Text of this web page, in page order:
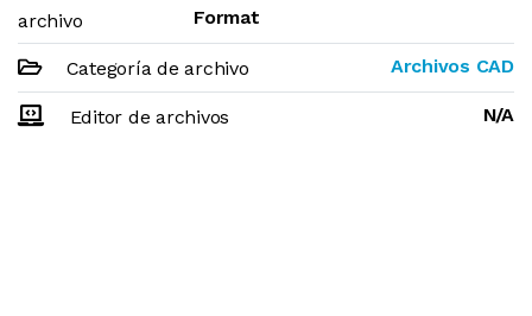
archivo
Format
Categoría de archivo Archivos CAD
Editor de archivos N/A